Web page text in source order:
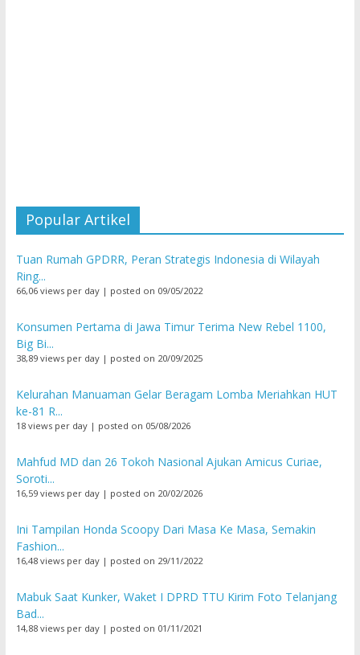
Popular Artikel
Tuan Rumah GPDRR, Peran Strategis Indonesia di Wilayah
Ring...
66,06 views per day| posted on 09/05/2022
Konsumen Pertama di Jawa Timur Terima New Rebel 1100,
Big Bi...
38,89 views per day| posted on 20/09/2025
Kelurahan Manuaman Gelar Beragam Lomba Meriahkan HUT
ke-81 R...
18 views per day| posted on 05/08/2026
Mahfud MD dan 26 Tokoh Nasional Ajukan Amicus Curiae,
Soroti...
16,59 views per day| posted on 20/02/2026
Ini Tampilan Honda Scoopy Dari Masa Ke Masa, Semakin
Fashion...
16,48 views per day| posted on 29/11/2022
Mabuk Saat Kunker, Waket I DPRD TTU Kirim Foto Telanjang
Bad...
14,88 views per day| posted on 01/11/2021